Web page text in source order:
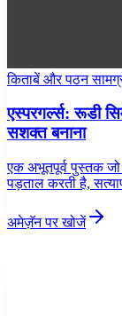
किताबें और पठन
एस्परगर्ल्स: रूडी
सशक्त बनाना
एक अभूतपूर्व पुस्तक
पड़ताल करती है,
अमेज़ॅन पर खोजें